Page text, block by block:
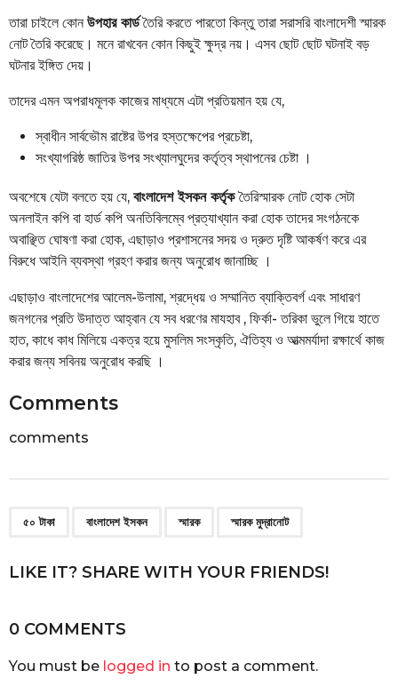
তারা চাইলে কোন উপহার কার্ডতৈরি করতে পারতো কিন্তু তারা সরাসরি বাংলাদেশী স্মারক
নোট তৈরি করেছে। মনে রাখবেন কোন কিছুই ক্ষুদ্র নয়। এসব ছোট ছোট ঘটনাই বড়
ঘটনার ইঙ্গিত দেয়।
তাদের এমন অপরাধমূলক কাজের মাধ্যমে এটা প্রতিয়মান হয় যে,
স্বাধীন সার্বভৌম রাষ্টের উপর হস্তক্ষেপের প্রচেষ্টা,
সংখ্যাগরিষ্ঠ জাতির উপর সংখ্যালঘুদের কর্তৃত্ব স্থাপনের চেষ্টা ।
অবশেষে যেটা বলতে হয় যে, বাংলাদেশ ইসকন কর্তৃকতৈরিস্মারক নোট হোক সেটা
অনলাইন কপি বা হার্ড কপি অনতিবিলম্বে প্রত্যাখ্যান করা হোক তাদের সংগঠনকে
অবাঞ্ছিত ঘোষণা করা হোক, এছাড়াও প্রশাসনের সদয় ও দ্রুত দৃষ্টি আকর্ষণ করে এর
বিরুধে আইনি ব্যবস্থা গ্রহণ করার জন্য অনুরোধ জানাচ্ছি ।
এছাড়াও বাংলাদেশের আলেম-উলামা, শ্রদ্ধেয় ও সম্মানিত ব্যাক্তিবর্গ এবং সাধারণ
জনগনের প্রতি উদাত্ত আহ্বান যে সব ধরণের মাযহাব , ফির্কা- তরিকা ভুলে গিয়ে হাতে
হাত, কাধে কাধ মিলিয়ে একত্র হয়ে মুসলিম সংস্কৃতি, ঐতিহ্য ও আত্মমর্যাদা রক্ষার্থে কাজ
করার জন্য সবিনয় অনুরোধ করছি ।
Comments
comments
৫০ টাকা বাংলাদেশ ইসকন স্মারক স্মারক মুদ্রানোট
LIKE IT? SHARE WITH YOUR FRIENDS!
0 COMMENTS
You must be logged in to post a comment.